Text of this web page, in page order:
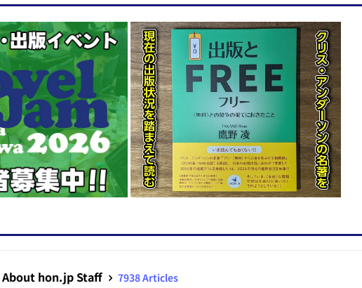
d
s
a
About hon.jp Staff
7938 Articles